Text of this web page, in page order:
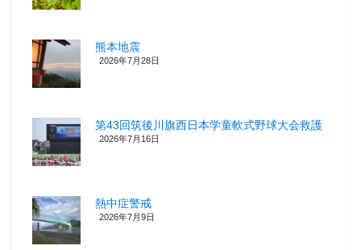
熊本地震
2026年7月28日
第43回筑後川旗西日本学童軟式野球大会救護
2026年7月16日
熱中症警戒
2026年7月9日